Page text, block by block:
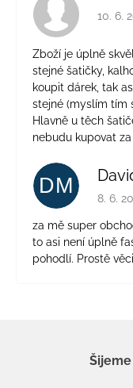
10. 6.
Zboží je úplně
stejné šatičky,
koupit dárek, tak
stejné (myslím tím
Hlavně u těch
nebudu kupovat
DM
8. 6.
za mě super
to asi není úplně
pohodlí. Prostě
Šijeme